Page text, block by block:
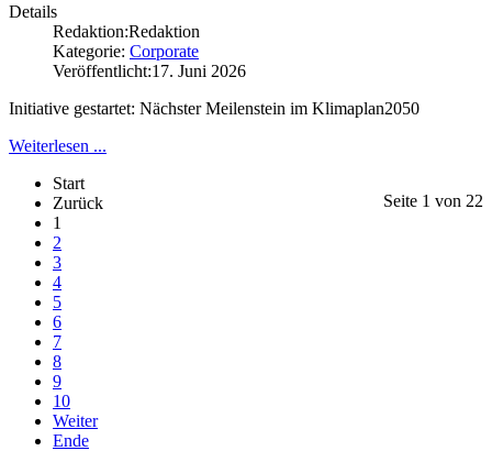
Details
Redaktion:Redaktion
Kategorie: Corporate
Veröffentlicht:17. Juni 2026
Initiative gestartet: Nächster Meilenstein im Klimaplan2050
Weiterlesen ...
Seite 1 von 22
Start
Zurück
1
2
3
4
5
6
7
8
9
10
Weiter
Ende